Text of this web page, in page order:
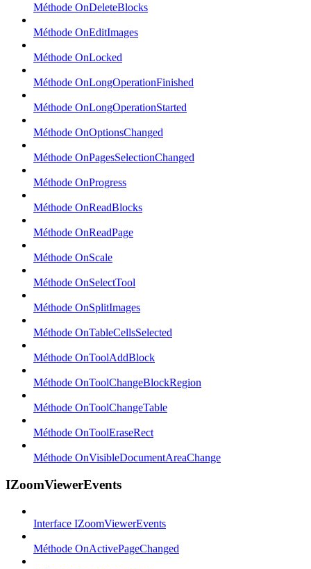
Méthode OnDeleteBlocks
Méthode OnEditImages
Méthode OnLocked
Méthode OnLongOperationFinished
Méthode OnLongOperationStarted
Méthode OnOptionsChanged
Méthode OnPagesSelectionChanged
Méthode OnProgress
Méthode OnReadBlocks
Méthode OnReadPage
Méthode OnScale
Méthode OnSelectTool
Méthode OnSplitImages
Méthode OnTableCellsSelected
Méthode OnToolAddBlock
Méthode OnToolChangeBlockRegion
Méthode OnToolChangeTable
Méthode OnToolEraseRect
Méthode OnVisibleDocumentAreaChange
IZoomViewerEvents
Interface IZoomViewerEvents
Méthode OnActivePageChanged